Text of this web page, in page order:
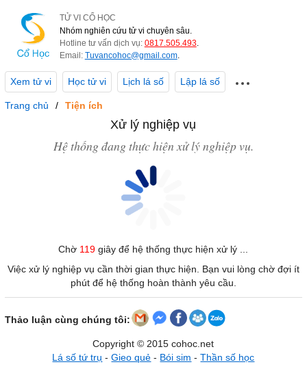
TỬ VI CỔ HỌC
Nhóm nghiên cứu tử vi chuyên sâu.
Hotline tư vấn dịch vụ: 0817.505.493.
Email: Tuvancohoc@gmail.com.
Xem tử vi Học tử vi Lịch lá số Lập lá số
Trang chủ Tiện ích
Xử lý nghiệp vụ
Hệ thống đang thực hiện xử lý nghiệp vụ.
Chờ 119 giây để hệ thống thực hiện xử lý ...
Việc xử lý nghiệp vụ cần thời gian thực hiện. Bạn vui lòng chờ đợi ít
phút để hệ thống hoàn thành yêu cầu.
Thảo luận cùng chúng tôi:
Copyright © 2015 cohoc.net
Lá số tứ trụ -Gieo quẻ - Bói sim -Thần số học